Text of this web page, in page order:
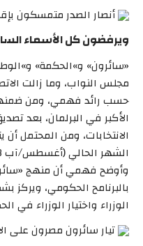
أنصار الصدر متمسكون
ويرفضون كل الأسماء
مجلس النواب، وما زالت
حسب رائد فهمي، ومن
الأكبر في البرلمان، بعد
الانتخابات، ومن المحتمل أن
الشهر الحالي (أغسطس/آب 2018).
وأوضح فهمي أن منهج
بالبرنامح الحكومي،
الوزراء واختيار الوزراء في
تيار سائرون مصرون على